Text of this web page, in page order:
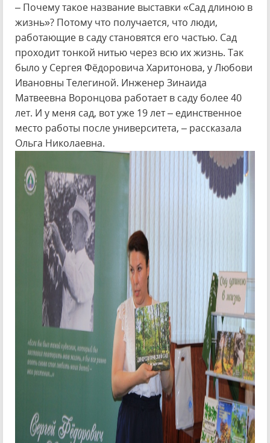
– Почему такое название выставки «Сад длиною в
жизнь»? Потому что получается, что люди,
работающие в саду становятся его частью. Сад
проходит тонкой нитью через всю их жизнь. Так
было у Сергея Фёдоровича Харитонова, у Любови
Ивановны Телегиной. Инженер Зинаида
Матвеевна Воронцова работает в саду более 40
лет. И у меня сад, вот уже 19 лет – единственное
место работы после университета, – рассказала
Ольга Николаевна.